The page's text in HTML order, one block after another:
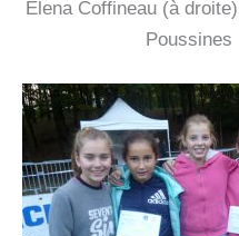
Elena Coffineau (à
Poussines